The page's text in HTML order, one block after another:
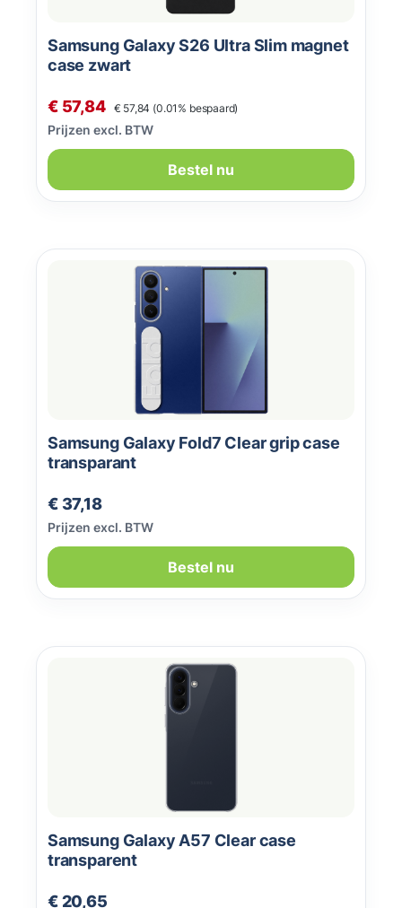
Samsung Galaxy S26 Ultra Slim magnet
case zwart
Verkoopprijs:
€ 57,84 Normale prijs:
€ 57,84 (0.01% bespaard)
Prijzen excl. BTW
Bestel nu
Samsung Galaxy Fold7 Clear grip case
transparant
Normale prijs:
€ 37,18
Prijzen excl. BTW
Bestel nu
Samsung Galaxy A57 Clear case
transparent
Normale prijs:
€ 20,65